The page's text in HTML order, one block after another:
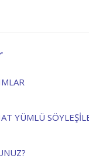
YÜMLÜ